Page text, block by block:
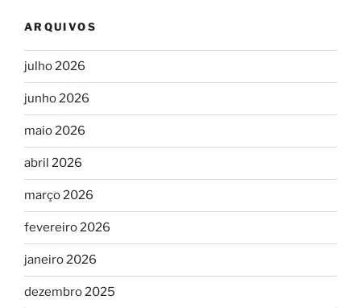
ARQUIVOS
julho 2026
junho 2026
maio 2026
abril 2026
março 2026
fevereiro 2026
janeiro 2026
dezembro 2025